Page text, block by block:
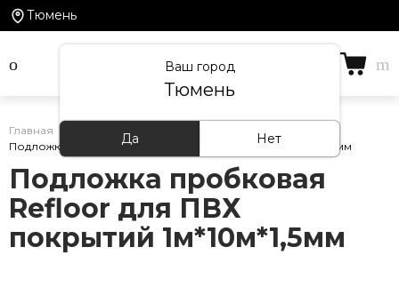
Тюмень
Ваш город
Тюмень
Да Нет
Главная Каталог товаров
/
Подложка пробковая Refloor для ПВХ покрытий 1м*10м*1,5мм
Подложка пробковая
Refloor для ПВХ
покрытий 1м*10м*1,5мм